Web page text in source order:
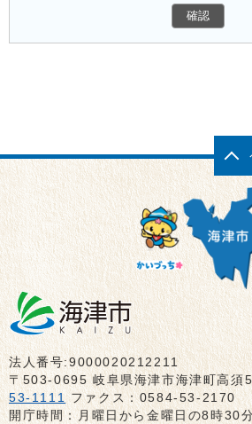
法人番号:9000020212211
〒503-0695 岐阜県海津市海津町高須
53-1111 ファクス：0584-53-2170
開庁時間：月曜日から金曜日の8時30